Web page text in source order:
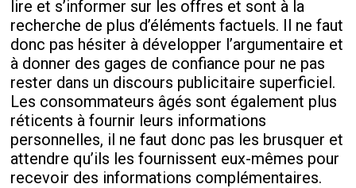
lire et s’informer sur les offres et sont à la
recherche de plus d’éléments factuels. Il ne faut
donc pas hésiter à développer l’argumentaire et
à donner des gages de confiance pour ne pas
rester dans un discours publicitaire superficiel.
Les consommateurs âgés sont également plus
réticents à fournir leurs informations
personnelles, il ne faut donc pas les brusquer et
attendre qu’ils les fournissent eux-mêmes pour
recevoir des informations complémentaires.